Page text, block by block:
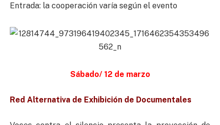
Entrada: la cooperación varía según el evento
Sábado/ 12 de marzo
Red Alternativa de Exhibición de Documentales